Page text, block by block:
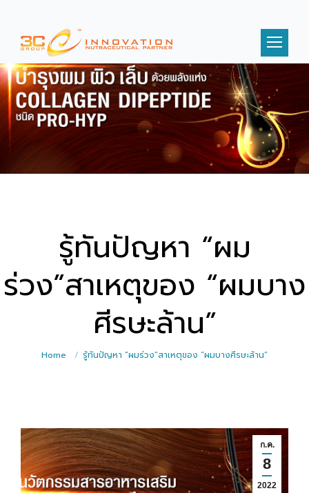
รู้ทันปัญหา “ผม
ร่วง”สาเหตุของ “ผมบาง
ศีรษะล้าน”
Home รู้ทันปัญหา “ผมร่วง”สาเหตุของ “ผมบางศีรษะล้าน”
ก.ค.
8
2022